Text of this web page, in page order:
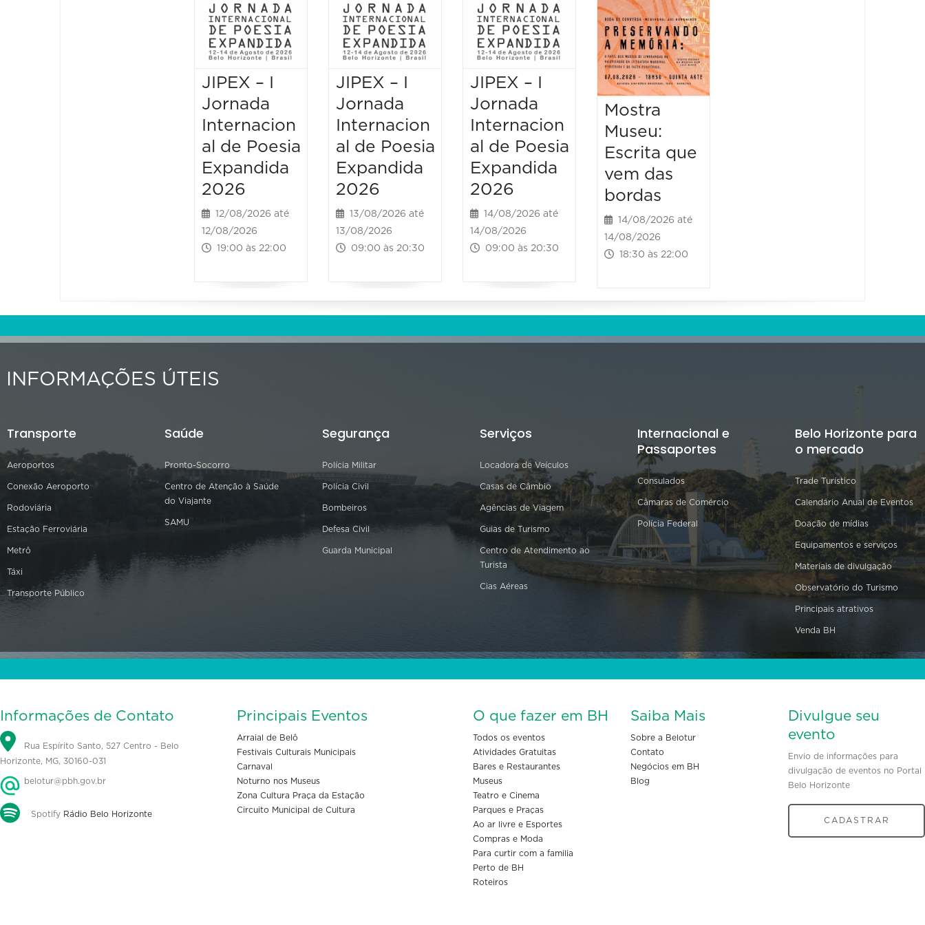
JIPEX – I
Jornada
Internacion
al de Poesia
Expandida
2026
12/08/2026 até
12/08/2026
19:00 às 22:00
JIPEX – I
Jornada
Internacion
al de Poesia
Expandida
2026
13/08/2026 até
13/08/2026
09:00 às 20:30
JIPEX – I
Jornada
Internacion
al de Poesia
Expandida
2026
14/08/2026 até
14/08/2026
09:00 às 20:30
Mostra
Museu:
Escrita que
vem das
bordas
14/08/2026 até
14/08/2026
18:30 às 22:00
INFORMAÇÕES ÚTEIS
Transporte
Aeroportos
Conexão Aeroporto
Rodoviária
Estação Ferroviária
Metrô
Táxi
Transporte Público
Saúde
Pronto-Socorro
Centro de Atenção à Saúde
do Viajante
SAMU
Segurança
Polícia Militar
Polícia Civil
Bombeiros
Defesa Civil
Guarda Municipal
Serviços
Locadora de Veículos
Casas de Câmbio
Agências de Viagem
Guias de Turismo
Centro de Atendimento ao
Turista
Cias Aéreas
Internacional e
Passaportes
Consulados
Câmaras de Comércio
Polícia Federal
Belo Horizonte para
o mercado
Trade Turístico
Calendário Anual de Eventos
Doação de mídias
Equipamentos e serviços
Materiais de divulgação
Observatório do Turismo
Principais atrativos
Venda BH
Informações de Contato
Rua Espírito Santo, 527 Centro - Belo
Horizonte, MG, 30160-031
belotur@pbh.gov.br
Spotify Rádio Belo Horizonte
Principais Eventos
Arraial de Belô
Festivais Culturais Municipais
Carnaval
Noturno nos Museus
Zona Cultura Praça da Estação
Circuito Municipal de Cultura
O que fazer em BH
Todos os eventos
Atividades Gratuitas
Bares e Restaurantes
Museus
Teatro e Cinema
Parques e Praças
Ao ar livre e Esportes
Compras e Moda
Para curtir com a familia
Perto de BH
Roteiros
Saiba Mais
Sobre a Belotur
Contato
Negócios em BH
Blog
Divulgue seu
evento
Envio de informações para
divulgação de eventos no Portal
Belo Horizonte
CADASTRAR